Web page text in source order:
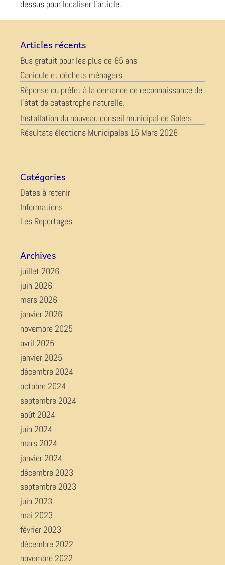
dessus pour localiser l'article.
Articles récents
Bus gratuit pour les plus de 65 ans
Canicule et déchets ménagers
Réponse du préfet à la demande de reconnaissance de
l’état de catastrophe naturelle.
Installation du nouveau conseil municipal de Solers
Résultats élections Municipales 15 Mars 2026
Catégories
Dates à retenir
Informations
Les Reportages
Archives
juillet 2026
juin 2026
mars 2026
janvier 2026
novembre 2025
avril 2025
janvier 2025
décembre 2024
octobre 2024
septembre 2024
août 2024
juin 2024
mars 2024
janvier 2024
décembre 2023
septembre 2023
juin 2023
mai 2023
février 2023
décembre 2022
novembre 2022